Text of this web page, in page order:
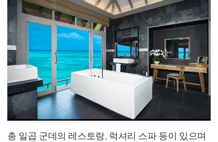
총 일곱 군데의 레스토랑, 럭셔리 스파 등이 있으며